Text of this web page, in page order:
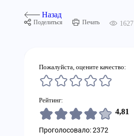
Назад
Поделиться Печать 1627
Пожалуйста, оцените качество:
Рейтинг:
4,81
Проголосовало: 2372